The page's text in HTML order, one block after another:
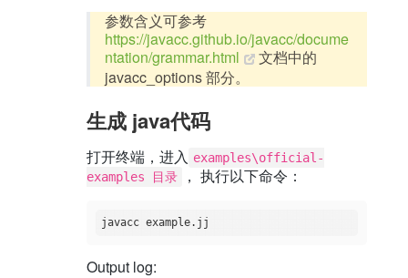
参数含义可参考
https://javacc.github.io/javacc/docume
ntation/grammar.html
文档中的
javacc_options 部分。
生成 java代码
打开终端，进入 examples\official-
examples 目录
， 执行以下命令：
Output log: